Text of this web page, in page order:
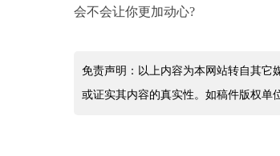
会不会让你更加动心?
免责声明：以上内容为本网站转自其它
或证实其内容的真实性。如稿件版权单